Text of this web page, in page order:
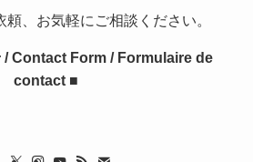
、お気軽にご相談ください。
Contact Form / Formulaire de
contact ■